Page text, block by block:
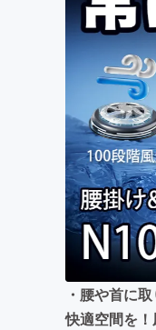
・腰や首に
快適空間を